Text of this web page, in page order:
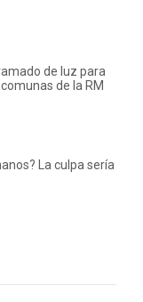
de luz para
de la RM
La culpa sería